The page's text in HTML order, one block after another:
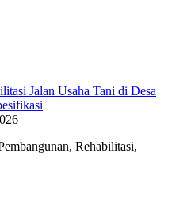
Jalan Usaha Tani di Desa
Rehabilitasi,